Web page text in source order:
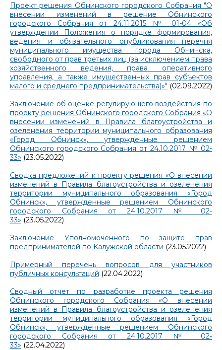
Проект решения Обнинского городского Собрания "О
внесении изменений в решение Обнинского
городского Собрания от 24.11.2015 № 01-04 «Об
утверждении Положения о порядке формирования,
ведения и обязательного опубликования перечня
муниципального имущества города Обнинска,
свободного от прав третьих лиц (за исключением права
хозяйственного ведения, права оперативного
управления, а также имущественных прав субъектов
малого и среднего предпринимательства)»" (02.09.2022)
Заключение об оценке регулирующего воздействия по
проекту решения Обнинского городского Собрания «О
внесении изменений в Правила благоустройства и
озеленения территории муниципального образования
«Город Обнинск», утвержденные решением
Обнинского городского Собрания от 24.10.2017 № 02-
33» (23.05.2022)
Сводка предложений к проекту решения «О внесении
изменений в Правила благоустройства и озеленения
территории муниципального образования «Город
Обнинск», утвержденные решением Обнинского
городского Собрания от 24.10.2017 № 02-
33» (23.05.2022)
Заключение Уполномоченного по защите прав
предпринимателей по Калужской области (23.05.2022)
Примерный перечень вопросов для участников
публичных консультаций (22.04.2022)
Сводный отчет по разработке проекта решения
Обнинского городского Собрания «О внесении
изменений в Правила благоустройства и озеленения
территории муниципального образования «Город
Обнинск», утвержденные решением Обнинского
городского Собрания от 24.10.2017 № 02-
33» (22.04.2022)